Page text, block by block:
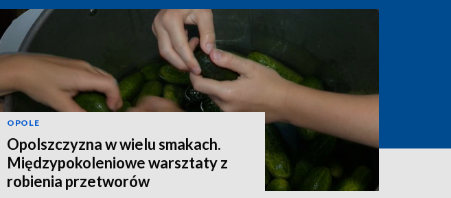
OPOLE
Opolszczyzna w wielu smakach.
Międzypokoleniowe warsztaty z
robienia przetworów